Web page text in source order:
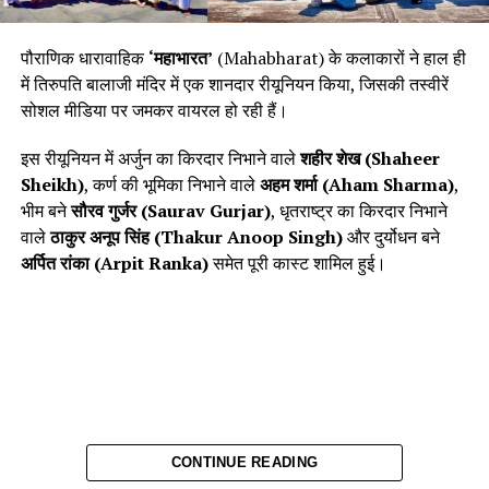
फिल्म की रिलीज़ डेट:
19 सितम्बर, 2025को सिनेमाघरों में रिलीज़ होने वाली इस फिल्म का
उद्देश्य आध्यात्मिक और सामाजिक संवादों को छूने का है, और यह एक
प्रेरणादायक फिल्म साबित होने की पूरी संभावना रखती है।
राहुल चौधरी भी उपस्थित थे। ओलंपिक पदक विजेता और पूर्व मुक्केबाज
विजेंदर सिंह टीम एंबेसडर के रूप में रोहतक रौडीज़ का समर्थन करने के लिए
उपस्थित थे।
दोनों टीमों की रणनीति और मैच के महत्वपूर्ण
पल
मेन कार्ड में विश्व चैंपियन श्रीनिवास बीवी ने रोहतक के लिए पहला अंक
दिलाया, निर्मल देवी ‘प्लेयर ऑफ द डे’ बनीं, जबकि किराक के आभास राणा
और माधुरा केएन ने अपनी टीम को मजबूत स्थिति दिलाई। निर्णायक
पौराणिक धारावाहिक‘महाभारत’ (Mahabharat) के कलाकारों ने हाल ही
में तिरुपति बालाजी मंदिर में एक शानदार रीयूनियन किया, जिसकी तस्वीरें
सोशल मीडिया पर जमकर वायरल हो रही हैं।
इस रीयूनियन में अर्जुन का किरदार निभाने वालेशहीर शेख (Shaheer
Sheikh), कर्ण की भूमिका निभाने वालेअहम शर्मा (Aham Sharma),
भीम बनेसौरव गुर्जर (Saurav Gurjar), धृतराष्ट्र का किरदार निभाने
वालेठाकुर अनूप सिंह (Thakur Anoop Singh)और दुर्योधन बने
अर्पित रांका (Arpit Ranka)समेत पूरी कास्ट शामिल हुई।
CONTINUE READING